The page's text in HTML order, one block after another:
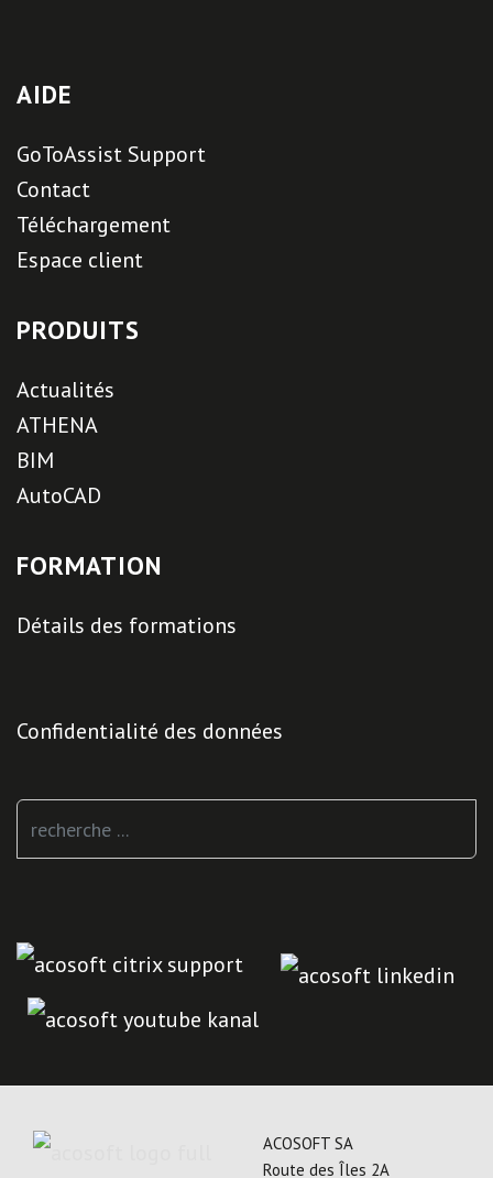
AIDE
GoToAssist Support
Contact
Téléchargement
Espace client
PRODUITS
Actualités
ATHENA
BIM
AutoCAD
FORMATION
Détails des formations
Confidentialité des données
ACOSOFT SA
Route des Îles 2A